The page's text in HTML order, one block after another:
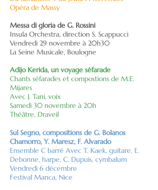
Opéra de Massy
Messa di gloria de G. Rossini
Insula Orchestra, direction S. Scappucci
Vendredi 29 novembre à 20h30
La Seine Musicale, Boulogne
Adijo Kerida, un voyage séfarade
Chants séfarades et compostions de M.E.
Mijares
Avec J. Tani, voix
Samedi 30 novembre à 20h
Théâtre, Draveil
Sul Segno, compositions de G. Bolanos
Chamorro, Y. Maresz, F. Alvarado
Ensemble C barré Avec T. Kaek, guitare, E.
Debonne, harpe, C. Dupuis, cymbalum
Vendredi 6 décembre
Festival Manca, Nice